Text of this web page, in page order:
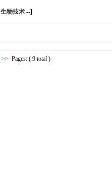
生物技术--]
>> Pages: ( 9 total )